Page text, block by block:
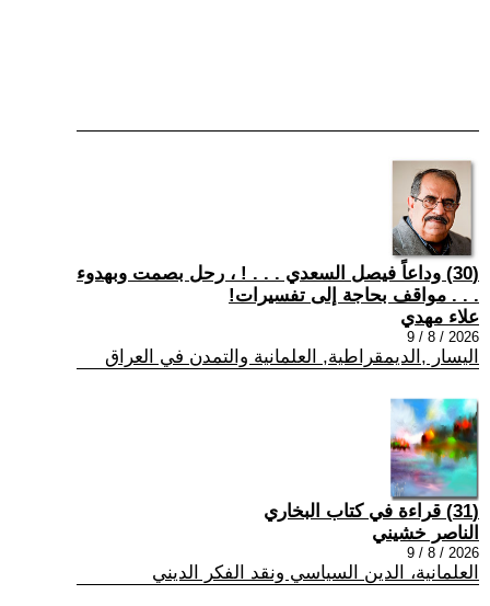
(30) وداعاً فيصل السعدي . . . ! ، رحل بصمت وبهدوء
. . . مواقف بحاجة إلى تفسيرات!
علاء مهدي
2026 / 8 / 9
اليسار ,الديمقراطية, العلمانية والتمدن في العراق
(31) قراءة في كتاب البخاري
الناصر خشيني
2026 / 8 / 9
العلمانية، الدين السياسي ونقد الفكر الديني